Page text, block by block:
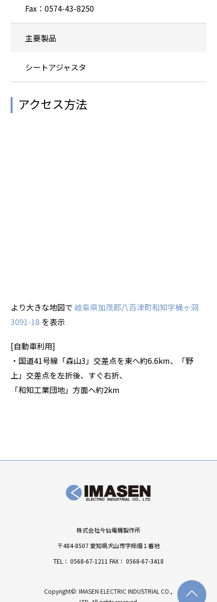
Fax：0574-43-8250
主要製品
シートアジャスタ
アクセス方法
より大きな地図で 岐阜県加茂郡八百津町和知字桶ヶ洞
3091-18 を表示
[自動車利用]
・国道41号線「森山3」交差点を東へ約6.6km、「野
上」交差点を左折後、すぐ右折、
「和知工業団地」方面へ約2km
株式会社今仙電機製作所
〒484-8507 愛知県犬山市字柿畑１番地
TEL： 0568-67-1211 FAX： 0568-67-3418
Copyright©: IMASEN ELECTRIC INDUSTRIAL CO.,